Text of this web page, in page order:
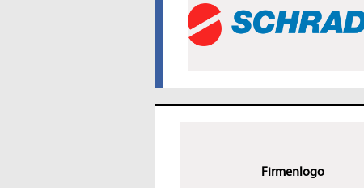
Firmenlogo